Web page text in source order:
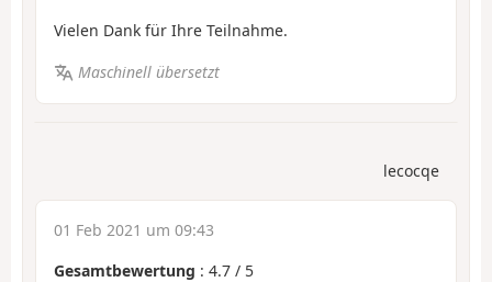
Vielen Dank für Ihre Teilnahme.
Maschinell übersetzt
lecocqe
01 Feb 2021 um 09:43
Gesamtbewertung : 4.7 / 5